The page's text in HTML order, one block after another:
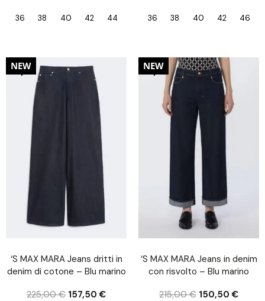
36 38 40 42 44 36 38 40 42 46
30%
NEW
‘S MAX MARA Jeans dritti in
denim di cotone – Blu marino
225,00€ 157,50€
30%
NEW
‘S MAX MARA Jeans in denim
con risvolto – Blu marino
215,00€ 150,50€